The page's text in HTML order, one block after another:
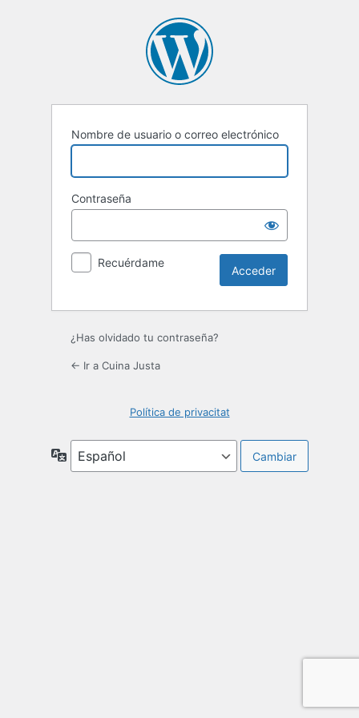
Nombre de usuario o correo electrónico
Contraseña
Recuérdame
¿Has olvidado tu contraseña?
← Ir a Cuina Justa
Política de privacitat
Idioma